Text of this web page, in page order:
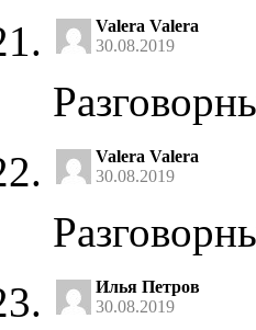
Valera Valera
30.08.2019
Valera Valera
30.08.2019
Илья Петров
30.08.2019